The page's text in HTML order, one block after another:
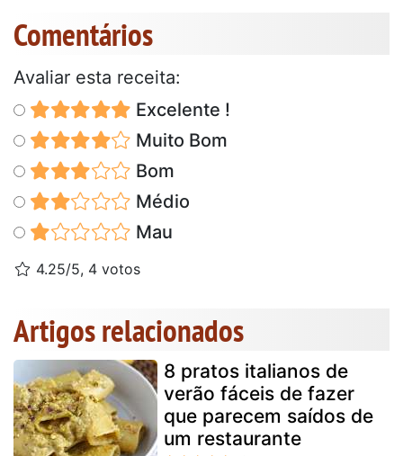
Comentários
Avaliar esta receita:
Excelente !
Muito Bom
Bom
Médio
Mau
4.25/5, 4 votos
Artigos relacionados
8 pratos italianos de
verão fáceis de fazer
que parecem saídos de
um restaurante